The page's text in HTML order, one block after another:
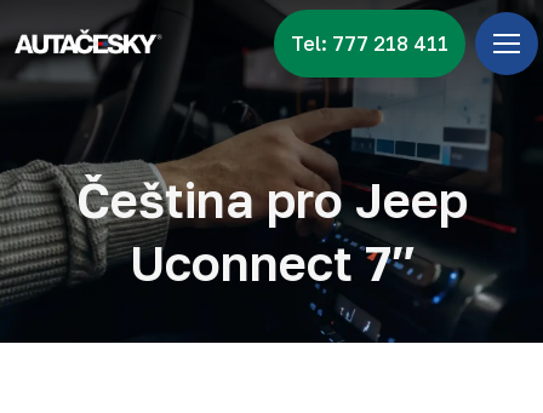
Menu
Tel: 777 218 411
Čeština pro Jeep
Uconnect 7″